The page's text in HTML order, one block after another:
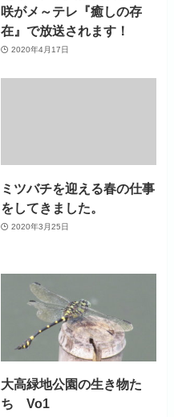
咲がメ～テレ『癒しの存
在』で放送されます！
2020年4月17日
ミツバチを迎える春の仕事
をしてきました。
2020年3月25日
大高緑地公園の生き物た
ち Vo1